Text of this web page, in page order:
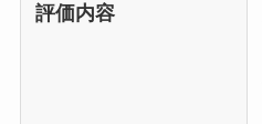
評価内容